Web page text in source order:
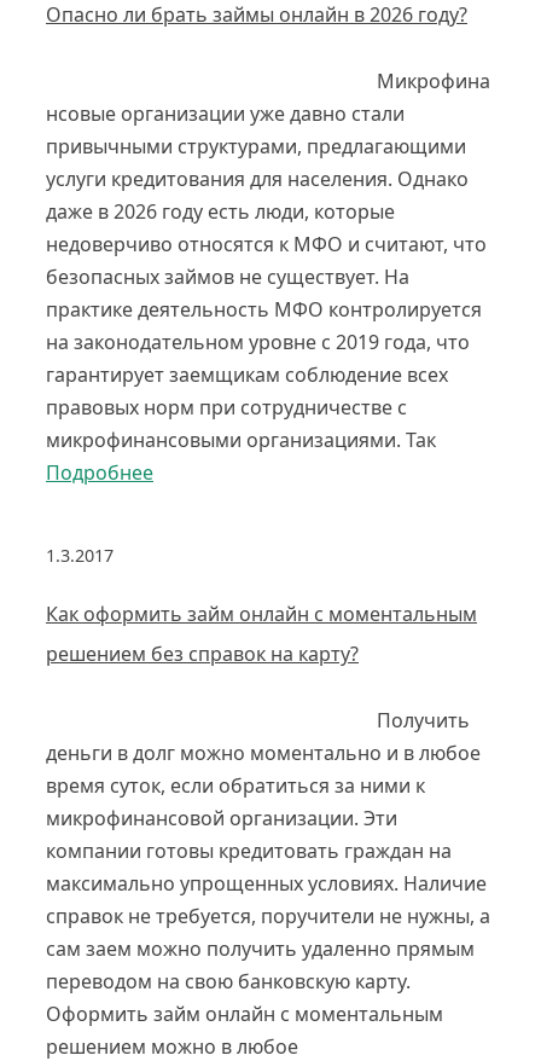
Опасно ли брать займы онлайн в 2026 году?
Микрофина
нсовые организации уже давно стали
привычными структурами, предлагающими
услуги кредитования для населения. Однако
даже в 2026 году есть люди, которые
недоверчиво относятся к МФО и считают, что
безопасных займов не существует. На
практике деятельность МФО контролируется
на законодательном уровне с 2019 года, что
гарантирует заемщикам соблюдение всех
правовых норм при сотрудничестве с
микрофинансовыми организациями. Так
Подробнее
1.3.2017
Как оформить займ онлайн с моментальным
решением без справок на карту?
Получить
деньги в долг можно моментально и в любое
время суток, если обратиться за ними к
микрофинансовой организации. Эти
компании готовы кредитовать граждан на
максимально упрощенных условиях. Наличие
справок не требуется, поручители не нужны, а
сам заем можно получить удаленно прямым
переводом на свою банковскую карту.
Оформить займ онлайн с моментальным
решением можно в любое